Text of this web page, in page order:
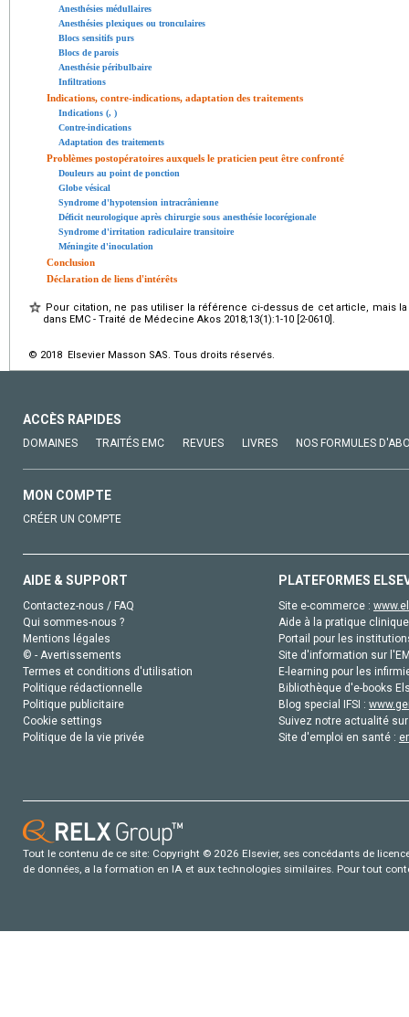
Anesthésies médullaires
Anesthésies plexiques ou tronculaires
Blocs sensitifs purs
Blocs de parois
Anesthésie péribulbaire
Infiltrations
Indications, contre-indications, adaptation des traitements
Indications (, )
Contre-indications
Adaptation des traitements
Problèmes postopératoires auxquels le praticien peut être confronté
Douleurs au point de ponction
Globe vésical
Syndrome d'hypotension intracrânienne
Déficit neurologique après chirurgie sous anesthésie locorégionale
Syndrome d'irritation radiculaire transitoire
Méningite d'inoculation
Conclusion
Déclaration de liens d'intérêts
Pour citation, ne pas utiliser la référence ci-dessus de cet article, mais
dans EMC - Traité de Médecine Akos 2018;13(1):1-10 [2-0610].
© 2018 Elsevier Masson SAS. Tous droits réservés.
ACCÈS RAPIDES
DOMAINES TRAITÉS EMC REVUES LIVRES NOS FORMULES
MON COMPTE
CRÉER UN COMPTE
AIDE & SUPPORT
Contactez-nous / FAQ
Qui sommes-nous ?
Mentions légales
© - Avertissements
Termes et conditions d'utilisation
Politique rédactionnelle
Politique publicitaire
Cookie settings
Politique de la vie privée
PLATEFORMES
Site e-commerce :
Aide à la pratique
Portail pour les
Site d'information sur
E-learning pour les
Bibliothèque d'e-books
Blog special IFSI :
Suivez notre actualité
Site d'emploi en santé :
Tout le contenu de ce site: Copyright © 2026 Elsevier, ses concédants de
de données, a la formation en IA et aux technologies similaires. Pour tout